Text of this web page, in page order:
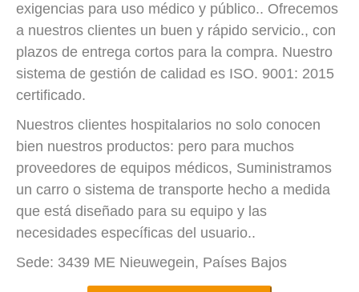
exigencias para uso médico y público.. Ofrecemos
a nuestros clientes un buen y rápido servicio., con
plazos de entrega cortos para la compra. Nuestro
sistema de gestión de calidad es ISO. 9001: 2015
certificado.
Nuestros clientes hospitalarios no solo conocen
bien nuestros productos: pero para muchos
proveedores de equipos médicos, Suministramos
un carro o sistema de transporte hecho a medida
que está diseñado para su equipo y las
necesidades específicas del usuario..
Sede: 3439 ME Nieuwegein, Países Bajos